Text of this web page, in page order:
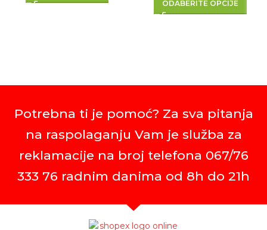
ODABERITE OPCIJE
Potrebna ti je pomoć? Za sva pitanja
na raspolaganju Vam je služba za
reklamacije na broj telefona 067/76
333 76 radnim danima od 8h do 21h